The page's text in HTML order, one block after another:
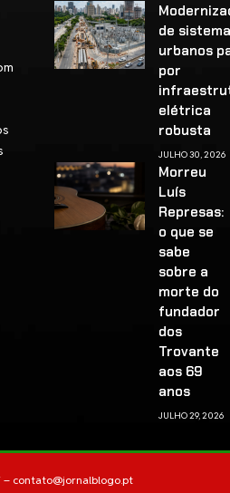
de
urbanos
por
elétrica
robusta
JULHO 30, 2026
Morreu
Luís
Represas:
o que se
sabe
sobre a
morte do
fundador
dos
Trovante
aos 69
anos
JULHO 29, 2026
– contato@jornalblogo.pt